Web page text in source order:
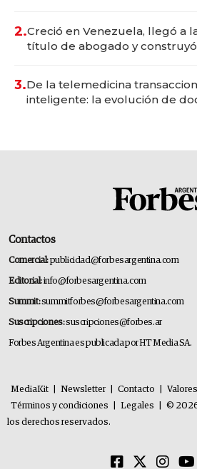
2.Creció en Venezuela, llegó a
título de abogado y
3.De la telemedicina
inteligente: la evolución de
Contactos
Comercial:publicidad@forbesargentina.com
Editorial:info@forbesargentina.com
Summit:summitforbes@forbesargentina.com
Suscripciones:suscripciones@forbes.ar
Forbes Argentina es publicada por HT Media SA.
MediaKit Newsletter Contacto
Términos y condiciones
Legales
©
los derechos reservados.